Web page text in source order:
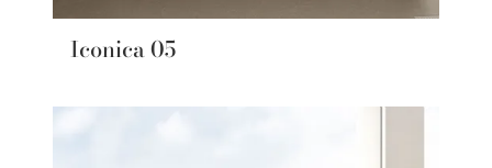
Iconica 05